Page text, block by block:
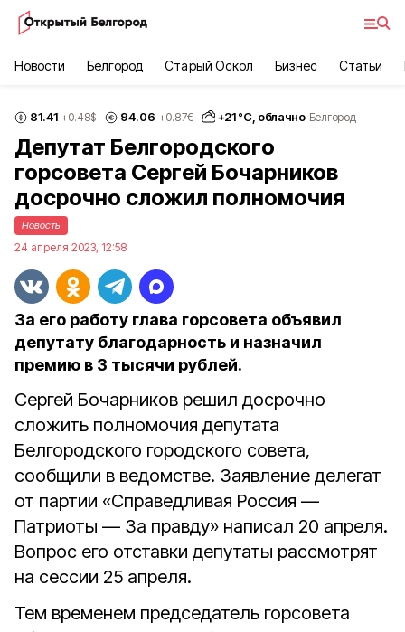
Новости Белгород Старый Оскол Бизнес Статьи
81.41 +0.48$ 94.06 +0.87€ +21°С, облачно Белгород
Депутат Белгородского
горсовета Сергей Бочарников
досрочно сложил полномочия
Новость
24 апреля 2023, 12:58
За его работу глава горсовета объявил
депутату благодарность и назначил
премию в 3 тысячи рублей.
Сергей Бочарников решил досрочно
сложить полномочия депутата
Белгородского городского совета,
сообщили в ведомстве. Заявление делегат
от партии «Справедливая Россия —
Патриоты — За правду» написал 20 апреля.
Вопрос его отставки депутаты рассмотрят
на сессии 25 апреля.
Тем временем председатель горсовета